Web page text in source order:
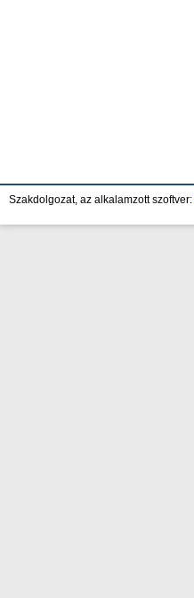
Szakdolgozat, az alkalamzott szoftver: